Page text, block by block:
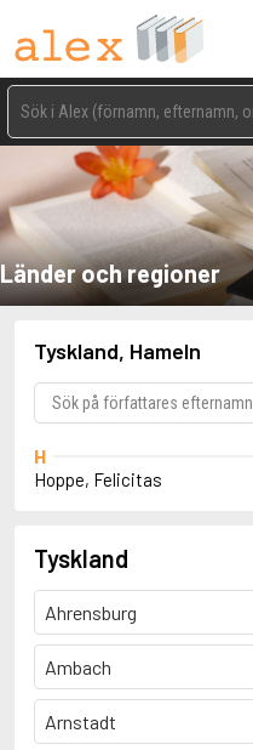
Länder och regioner
Tyskland, Hameln
H
Hoppe, Felicitas
Tyskland
Ahrensburg
Ambach
Arnstadt